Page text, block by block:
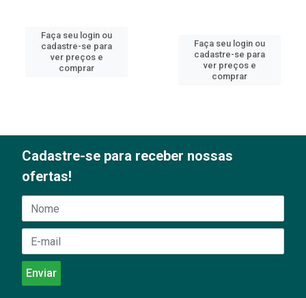
Faça seu login ou
cadastre-se para
ver preços e
comprar
Faça seu login ou
cadastre-se para
ver preços e
comprar
Cadastre-se para receber nossas
ofertas!